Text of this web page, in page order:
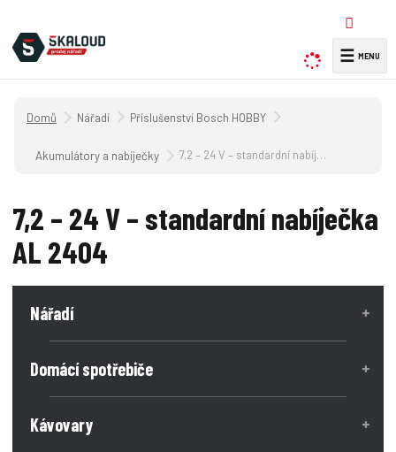
y
☰
Úvodní strana
Nářadí Příslušenství Bosch HOBBY
Akumulátory a nabíječky 7,2 – 24 V – standardní nabíječka AL 2404
7,2 – 24 V – standardní nabíječka
AL 2404
Nářadí
Domácí spotřebiče
Kávovary